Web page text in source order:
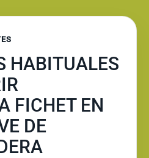
HABITUALES
FICHET EN
DE